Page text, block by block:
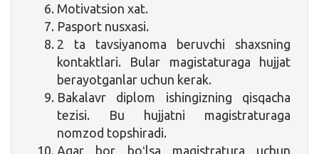
Motivatsion xat.
Pasport nusxasi.
2 ta tavsiyanoma beruvchi shaxsning
kontaktlari. Bular magistaturaga hujjat
berayotganlar uchun kerak.
Bakalavr diplom ishingizning qisqacha
tezisi. Bu hujjatni magistraturaga
nomzod topshiradi.
Agar bor boʻlsa magistratura uchun